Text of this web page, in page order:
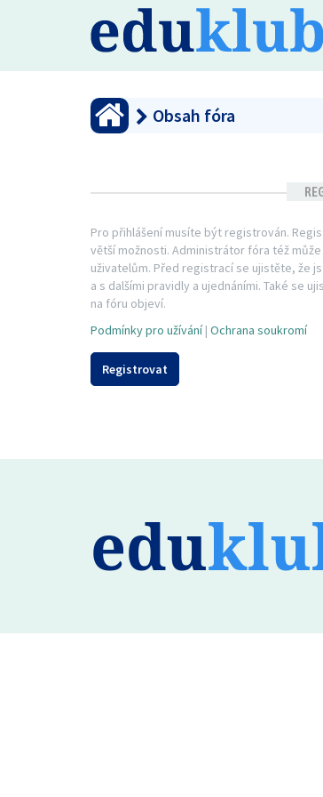
Obsah fóra
Pro přihlášení musíte být registrován.
větší možnosti. Administrátor fóra též
uživatelům. Před registrací se ujistěte, že
a s dalšími pravidly a ujednáními. Také se
na fóru objeví.
Podmínky pro užívání| Ochrana soukromí
Registrovat
edu